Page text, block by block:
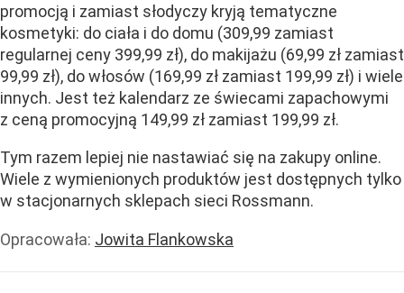
promocją i zamiast słodyczy kryją tematyczne
kosmetyki: do ciała i do domu (309,99 zamiast
regularnej ceny 399,99 zł), do makijażu (69,99 zł zamiast
99,99 zł), do włosów (169,99 zł zamiast 199,99 zł) i wiele
innych. Jest też kalendarz ze świecami zapachowymi
z ceną promocyjną 149,99 zł zamiast 199,99 zł.
Tym razem lepiej nie nastawiać się na zakupy online.
Wiele z wymienionych produktów jest dostępnych tylko
w stacjonarnych sklepach sieci Rossmann.
Opracowała: Jowita Flankowska